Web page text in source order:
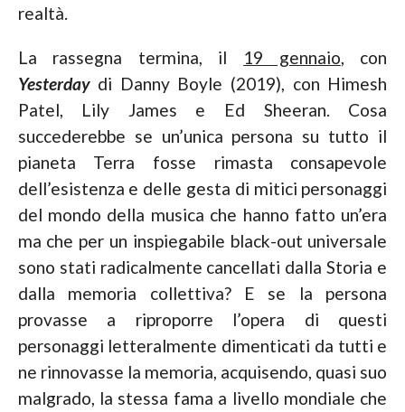
realtà.
La rassegna termina, il 19 gennaio, con
Yesterdaydi Danny Boyle (2019), con Himesh
Patel, Lily James e Ed Sheeran. Cosa
succederebbe se un’unica persona su tutto il
pianeta Terra fosse rimasta consapevole
dell’esistenza e delle gesta di mitici personaggi
del mondo della musica che hanno fatto un’era
ma che per un inspiegabile black-out universale
sono stati radicalmente cancellati dalla Storia e
dalla memoria collettiva? E se la persona
provasse a riproporre l’opera di questi
personaggi letteralmente dimenticati da tutti e
ne rinnovasse la memoria, acquisendo, quasi suo
malgrado, la stessa fama a livello mondiale che